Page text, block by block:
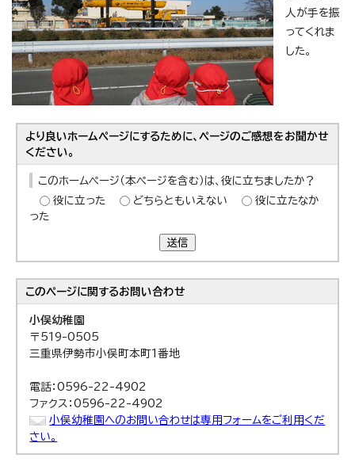
人が手を振
ってくれま
した。
より良いホームページにするために、ページのご感想をお聞かせ
ください。
このホームページ（本ページを含む）は、役に立ちましたか？
役に立った
どちらともいえない
役に立たなか
った
送信
このページに関するお問い合わせ
小俣幼稚園
〒519-0505
三重県伊勢市小俣町本町1番地
電話：0596-22-4902
ファクス：0596-22-4902
小俣幼稚園へのお問い合わせは専用フォームをご利用くだ
さい。